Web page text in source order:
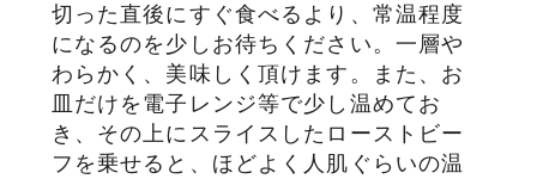
切った直後にすぐ食べるより、常温程度
になるのを少しお待ちください。一層や
わらかく、美味しく頂けます。また、お
皿だけを電子レンジ等で少し温めてお
き、その上にスライスしたローストビー
フを乗せると、ほどよく人肌ぐらいの温